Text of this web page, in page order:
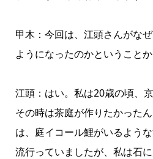
甲木：今回は、江頭さんがな
ようになったのかということか
江頭：はい。私は20歳の頃、
その時は茶庭が作りたかった
は、庭イコール鯉がいるよう
流行っていましたが、私は石